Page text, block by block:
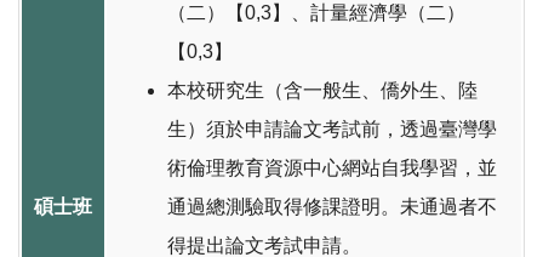
碩士班
（二）【0,3】、計量經濟學（二）
【0,3】
本校研究生（含一般生、僑外生、陸
生）須於申請論文考試前，透過臺灣學
術倫理教育資源中心網站自我學習，並
通過總測驗取得修課證明。未通過者不
得提出論文考試申請。